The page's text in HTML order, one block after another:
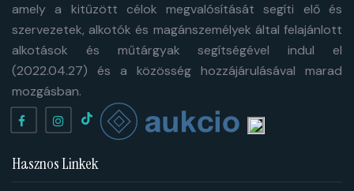
amely a kitűzött célok megvalósítását segíti elő és
szervezetek, alkotók és magánszemélyek által felajánlott
alkotások és műtárgyak segítségével indul el
(2022.04.27) és a közösség hozzájárulásával marad
mozgásban.
Hasznos Linkek